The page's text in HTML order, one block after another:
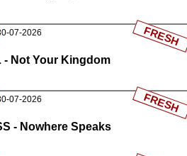
07-2026
- Not Your Kingdom
FRESH
07-2026
- Nowhere Speaks
FRESH